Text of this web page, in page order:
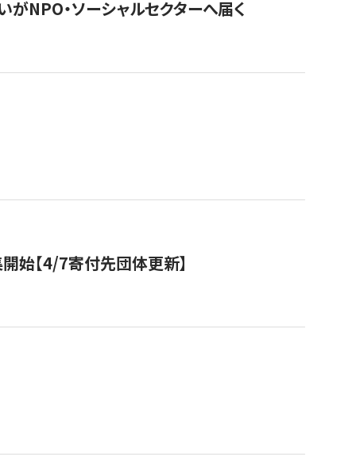
NPO・ソーシャルセクターへ届く
始【4/7寄付先団体更新】